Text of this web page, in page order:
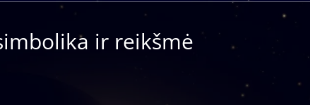
ir reikšmė